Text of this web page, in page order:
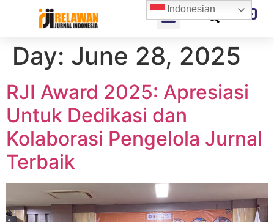
Day: June 28, 2025
RJI Award 2025: Apresiasi
Untuk Dedikasi dan
Kolaborasi Pengelola Jurnal
Terbaik
Indonesian